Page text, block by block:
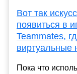
Вот так
появиться в
Teammates,
виртуальные
Пока что